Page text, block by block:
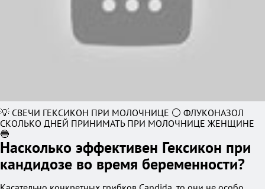
💡 СВЕЧИ ГЕКСИКОН ПРИ МОЛОЧНИЦЕ ⚪ ФЛУКОНАЗОЛ
СКОЛЬКО ДНЕЙ ПРИНИМАТЬ ПРИ МОЛОЧНИЦЕ ЖЕНЩИНЕ
🔵
Насколько эффективен Гексикон при
кандидозе во время беременности?